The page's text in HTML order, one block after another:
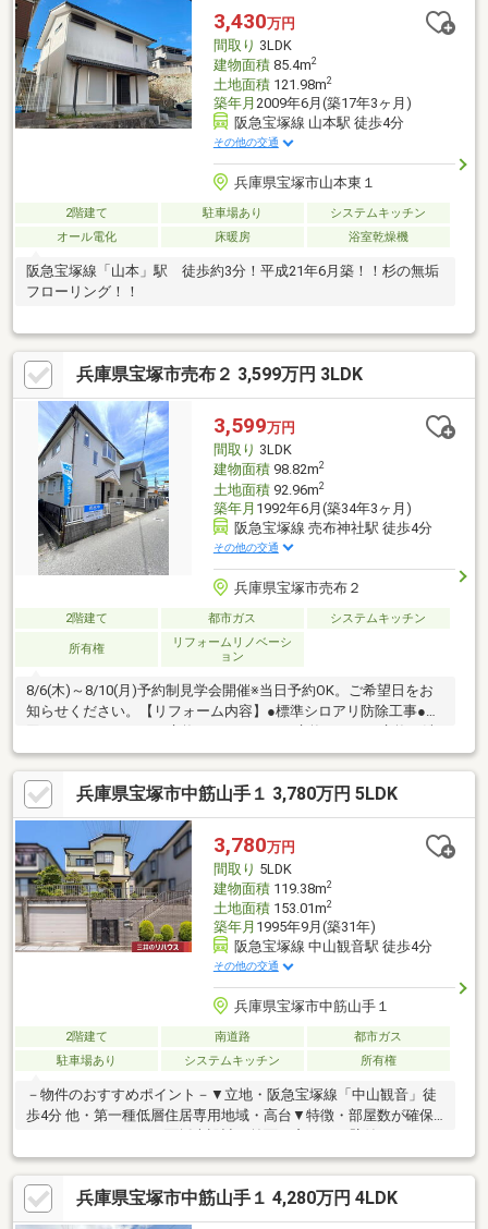
分）・ドラッグストアコスモス安倉北店 約900ｍ（徒歩12
分）・ローソン伊丹荒牧南二丁目店 約370ｍ（徒歩5分）・土橋公
園 約200ｍ（徒歩3分）
3,430万円
間取り 3LDK
建物面積85.4m2
土地面積121.98m2
築年月 2009年6月(築17年3ヶ月)
阪急宝塚線 山本駅 徒歩4分
その他の交通
兵庫県宝塚市山本東１
2階建て 駐車場あり
システムキッチン
オール電化
床暖房 浴室乾燥機
阪急宝塚線「山本」駅 徒歩約3分！平成21年6月築！！杉の無垢
フローリング！！
兵庫県宝塚市売布２ 3,599万円 3LDK
3,599万円
間取り 3LDK
建物面積98.82m2
土地面積92.96m2
築年月 1992年6月(築34年3ヶ月)
阪急宝塚線 売布神社駅 徒歩4分
その他の交通
兵庫県宝塚市売布２
2階建て 都市ガス システムキッチン
所有権
リフォームリノベーシ
ョン
8/6(木)～8/10(月)予約制見学会開催※当日予約OK。ご希望日をお
知らせください。【リフォーム内容】●標準シロアリ防除工事●水
面化粧台交換●内装間取変更、室内ドア（一部）交換、床材上張
り、クロス張替え●その他設備給湯器交換、インターホン設置、
火災警報器設置、照明器具交換【おすすめポイント】・本物件は
条件により住宅ローン減税が適用されます。・シロアリ防除工事
施工後5年間保証・新品の照明器具設置予定なので入居後にすぐに
生活が始められます・お客様に合わせたローンの組み方や金融機
関をご提案。住宅ロー
兵庫県宝塚市中筋山手１ 3,780万円 5LDK
3,780万円
間取り 5LDK
建物面積119.38m2
土地面積153.01m2
築年月 1995年9月(築31年)
阪急宝塚線 中山観音駅 徒歩4分
その他の交通
兵庫県宝塚市中筋山手１
2階建て 南道路
都市ガス
駐車場あり
システムキッチン 所有権
－物件のおすすめポイント－▼立地・阪急宝塚線「中山観音」徒
歩4分 他・第一種低層住居専用地域・高台▼特徴・部屋数が確保
ン、床下収納付・玄関横の和室は客間としても利用可能・眺望良
好な南面バルコニー・ガーデニング等が楽しめる南向きのお庭
有・ビルトインシャッターガレージ付(車種制限有)▼周辺環境・
ダイエー宝塚中山店 徒歩10分(約750m)・ローソン宝塚中筋四丁目
兵庫県宝塚市中筋山手１ 4,280万円 4LDK